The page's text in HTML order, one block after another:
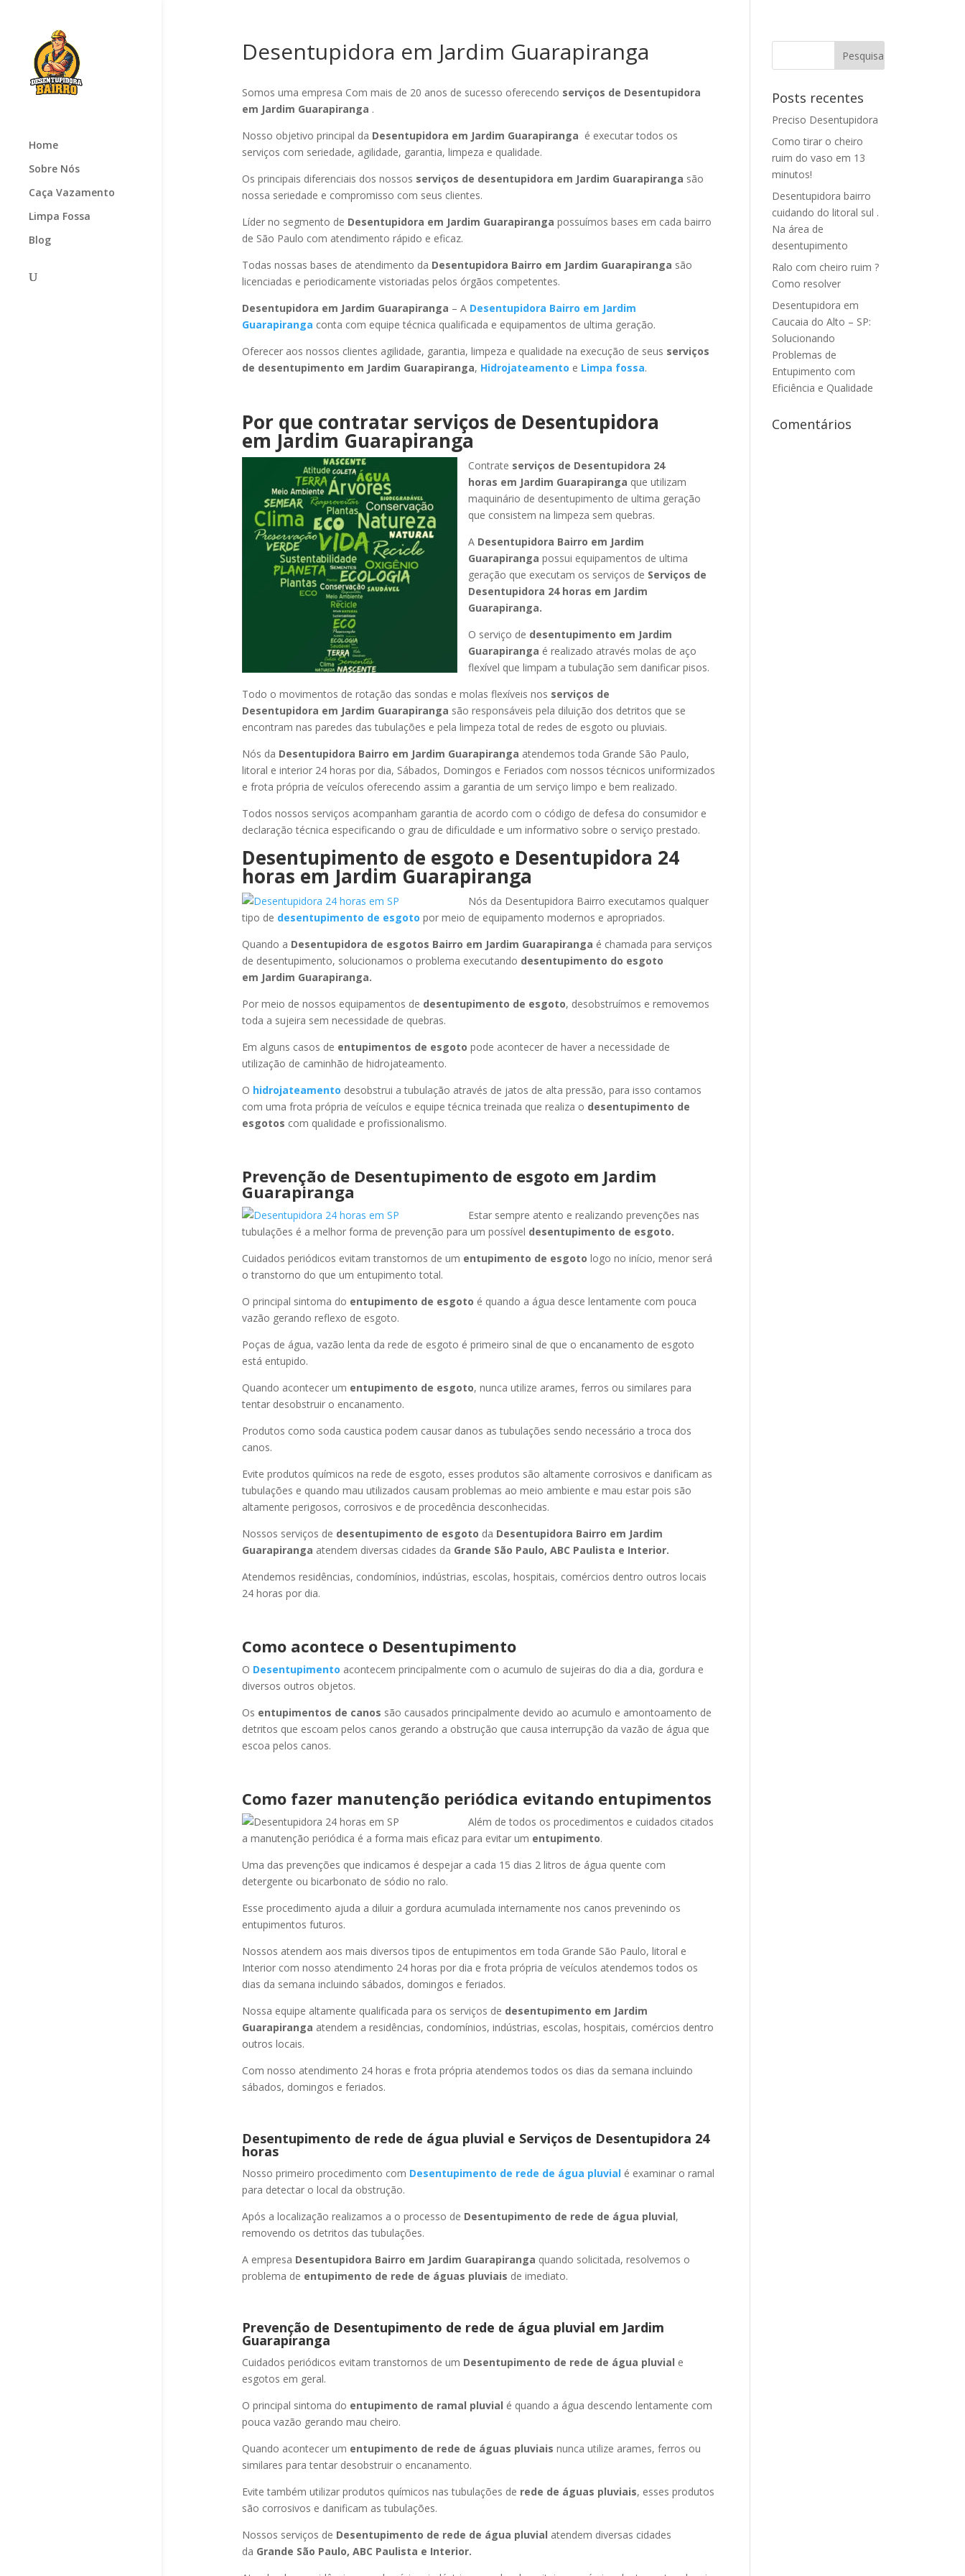
Home
Sobre Nós
Caça Vazamento
Limpa Fossa
Blog
Desentupidora em Jardim Guarapiranga
Somos uma empresa Com mais de 20 anos de sucesso oferecendo serviços de Desentupidora
em Jardim Guarapiranga .
Nosso objetivo principal da Desentupidora em Jardim Guarapiranga é executar todos os
serviços com seriedade, agilidade, garantia, limpeza e qualidade.
Os principais diferenciais dos nossos serviços de desentupidora em Jardim Guarapiranga são
nossa seriedade e compromisso com seus clientes.
Líder no segmento de Desentupidora em Jardim Guarapiranga possuímos bases em cada bairro
de São Paulo com atendimento rápido e eficaz.
Todas nossas bases de atendimento da Desentupidora Bairro em Jardim Guarapiranga são
licenciadas e periodicamente vistoriadas pelos órgãos competentes.
Desentupidora em Jardim Guarapiranga – A Desentupidora Bairro em Jardim
Guarapiranga conta com equipe técnica qualificada e equipamentos de ultima geração.
Oferecer aos nossos clientes agilidade, garantia, limpeza e qualidade na execução de seus serviços
de desentupimento em Jardim Guarapiranga, Hidrojateamento e Limpa fossa.
Por que contratar serviços de Desentupidora
em Jardim Guarapiranga
Contrate serviços de Desentupidora 24
horas em Jardim Guarapiranga que utilizam
maquinário de desentupimento de ultima geração
que consistem na limpeza sem quebras.
A Desentupidora Bairro em Jardim
Guarapiranga possui equipamentos de ultima
geração que executam os serviços de Serviços de
Desentupidora 24 horas em Jardim
Guarapiranga.
O serviço de desentupimento em Jardim
Guarapiranga é realizado através molas de aço
flexível que limpam a tubulação sem danificar pisos.
Todo o movimentos de rotação das sondas e molas flexíveis nos serviços de
Desentupidora em Jardim Guarapiranga são responsáveis pela diluição dos detritos que se
encontram nas paredes das tubulações e pela limpeza total de redes de esgoto ou pluviais.
Nós da Desentupidora Bairro em Jardim Guarapiranga atendemos toda Grande São Paulo,
litoral e interior 24 horas por dia, Sábados, Domingos e Feriados com nossos técnicos uniformizados
e frota própria de veículos oferecendo assim a garantia de um serviço limpo e bem realizado.
Todos nossos serviços acompanham garantia de acordo com o código de defesa do consumidor e
declaração técnica especificando o grau de dificuldade e um informativo sobre o serviço prestado.
Desentupimento de esgoto e Desentupidora 24
horas em Jardim Guarapiranga
Nós da Desentupidora Bairro executamos qualquer
tipo de desentupimento de esgoto por meio de equipamento modernos e apropriados.
Quando a Desentupidora de esgotos Bairro em Jardim Guarapiranga é chamada para serviços
de desentupimento, solucionamos o problema executando desentupimento do esgoto
em Jardim Guarapiranga.
Por meio de nossos equipamentos de desentupimento de esgoto, desobstruímos e removemos
toda a sujeira sem necessidade de quebras.
Em alguns casos de entupimentos de esgoto pode acontecer de haver a necessidade de
utilização de caminhão de hidrojateamento.
O hidrojateamento desobstrui a tubulação através de jatos de alta pressão, para isso contamos
com uma frota própria de veículos e equipe técnica treinada que realiza o desentupimento de
esgotos com qualidade e profissionalismo.
Prevenção de Desentupimento de esgoto em Jardim
Guarapiranga
Estar sempre atento e realizando prevenções nas
tubulações é a melhor forma de prevenção para um possível desentupimento de esgoto.
Cuidados periódicos evitam transtornos de um entupimento de esgoto logo no início, menor será
o transtorno do que um entupimento total.
O principal sintoma do entupimento de esgoto é quando a água desce lentamente com pouca
vazão gerando reflexo de esgoto.
Poças de água, vazão lenta da rede de esgoto é primeiro sinal de que o encanamento de esgoto
está entupido.
Quando acontecer um entupimento de esgoto, nunca utilize arames, ferros ou similares para
tentar desobstruir o encanamento.
Produtos como soda caustica podem causar danos as tubulações sendo necessário a troca dos
canos.
Evite produtos químicos na rede de esgoto, esses produtos são altamente corrosivos e danificam as
tubulações e quando mau utilizados causam problemas ao meio ambiente e mau estar pois são
altamente perigosos, corrosivos e de procedência desconhecidas.
Nossos serviços de desentupimento de esgoto da Desentupidora Bairro em Jardim
Guarapiranga atendem diversas cidades da Grande São Paulo, ABC Paulista e Interior.
Atendemos residências, condomínios, indústrias, escolas, hospitais, comércios dentro outros locais
24 horas por dia.
Como acontece o Desentupimento
O Desentupimento acontecem principalmente com o acumulo de sujeiras do dia a dia, gordura e
diversos outros objetos.
Os entupimentos de canos são causados principalmente devido ao acumulo e amontoamento de
detritos que escoam pelos canos gerando a obstrução que causa interrupção da vazão de água que
escoa pelos canos.
Como fazer manutenção periódica evitando entupimentos
Além de todos os procedimentos e cuidados citados
a manutenção periódica é a forma mais eficaz para evitar um entupimento.
Uma das prevenções que indicamos é despejar a cada 15 dias 2 litros de água quente com
detergente ou bicarbonato de sódio no ralo.
Esse procedimento ajuda a diluir a gordura acumulada internamente nos canos prevenindo os
entupimentos futuros.
Nossos atendem aos mais diversos tipos de entupimentos em toda Grande São Paulo, litoral e
Interior com nosso atendimento 24 horas por dia e frota própria de veículos atendemos todos os
dias da semana incluindo sábados, domingos e feriados.
Nossa equipe altamente qualificada para os serviços de desentupimento em Jardim
Guarapiranga atendem a residências, condomínios, indústrias, escolas, hospitais, comércios dentro
outros locais.
Com nosso atendimento 24 horas e frota própria atendemos todos os dias da semana incluindo
sábados, domingos e feriados.
Desentupimento de rede de água pluvial e Serviços de Desentupidora 24
horas
Nosso primeiro procedimento com Desentupimento de rede de água pluvialé examinar o ramal
para detectar o local da obstrução.
Após a localização realizamos a o processo de Desentupimento de rede de água pluvial,
removendo os detritos das tubulações.
A empresa Desentupidora Bairro em Jardim Guarapiranga quando solicitada, resolvemos o
problema de entupimento de rede de águas pluviais de imediato.
Prevenção de Desentupimento de rede de água pluvial em Jardim
Guarapiranga
Cuidados periódicos evitam transtornos de um Desentupimento de rede de água pluvial e
esgotos em geral.
O principal sintoma do entupimento de ramal pluvial é quando a água descendo lentamente com
pouca vazão gerando mau cheiro.
Quando acontecer um entupimento de rede de águas pluviais nunca utilize arames, ferros ou
similares para tentar desobstruir o encanamento.
Evite também utilizar produtos químicos nas tubulações de rede de águas pluviais, esses produtos
são corrosivos e danificam as tubulações.
Nossos serviços de Desentupimento de rede de água pluvial atendem diversas cidades
da Grande São Paulo, ABC Paulista e Interior.
Posts recentes
Preciso Desentupidora
Como tirar o cheiro
ruim do vaso em 13
minutos!
Desentupidora bairro
cuidando do litoral sul .
Na área de
desentupimento
Ralo com cheiro ruim ?
Como resolver
Desentupidora em
Caucaia do Alto – SP:
Solucionando
Problemas de
Entupimento com
Eficiência e Qualidade
Comentários